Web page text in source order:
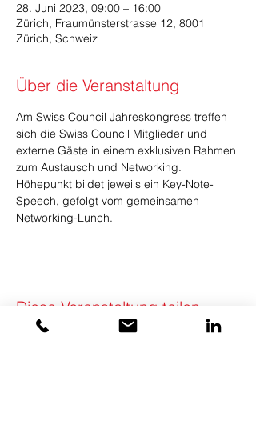
28. Juni 2023, 09:00 – 16:00
Zürich, Fraumünsterstrasse 12, 8001
Zürich, Schweiz
Über die Veranstaltung
Am Swiss Council Jahreskongress treffen
sich die Swiss Council Mitglieder und
externe Gäste in einem exklusiven Rahmen
zum Austausch und Networking.
Höhepunkt bildet jeweils ein Key-Note-
Speech, gefolgt vom gemeinsamen
Networking-Lunch.
Diese Veranstaltung teilen